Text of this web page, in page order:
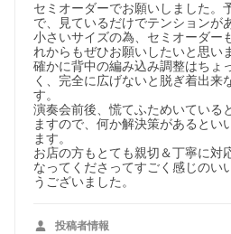
セミオーダーでお願いしました。
で、見ているだけでテンションが
小さいサイズの為、セミオーダー
れからもぜひお願いしたいと思い
確かに背中の編み込み調整はちょ
く、完全に広げないと脱ぎ着出来
す。
演奏会前後、慌てふためいている
ますので、何か解決策があるとい
ます。
お店の方もとても親切＆丁寧に対
なってくださってすごく感じのい
うございました。
投稿者情報